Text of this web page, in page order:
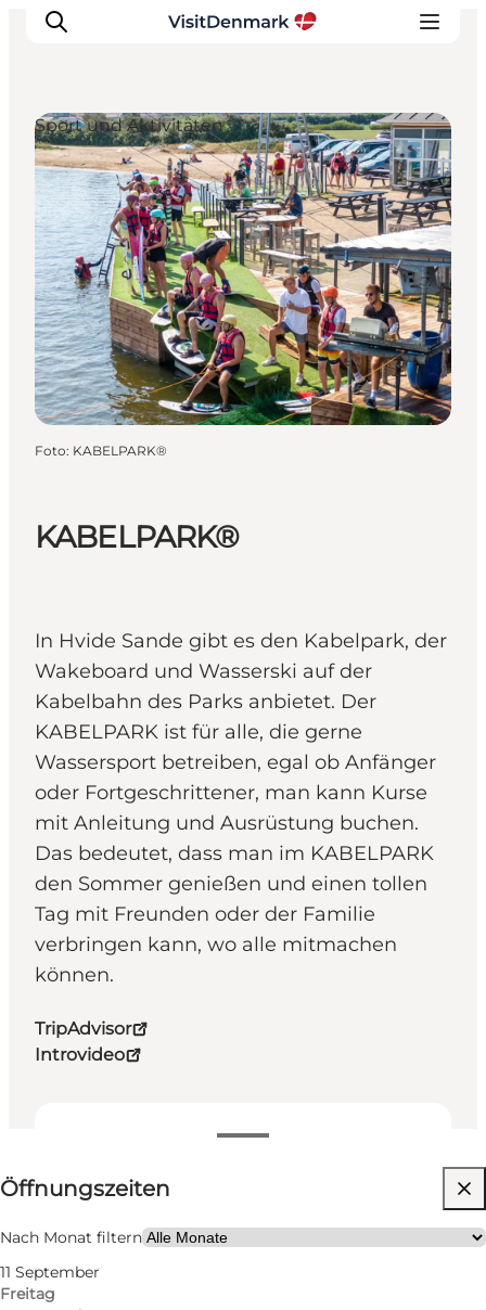
Inspiration
Regionen
Erlebnisse
Unterkünfte
Reiseplanung
KABELPARK®
In Hvide Sande gibt es den Kabelpark, der
Wakeboard und Wasserski auf der
Kabelbahn des Parks anbietet. Der
KABELPARK ist für alle, die gerne
Wassersport betreiben, egal ob Anfänger
oder Fortgeschrittener, man kann Kurse
mit Anleitung und Ausrüstung buchen.
Das bedeutet, dass man im KABELPARK
den Sommer genießen und einen tollen
Tag mit Freunden oder der Familie
verbringen kann, wo alle mitmachen
können.
TripAdvisor
Introvideo
Öffnungszeiten anzeigen
Öffnungszeiten
Nach Monat filtern
11 September
Freitag
Website besuchen
Kinder, Freunde, Mein Partner, Mir selbst
Sport und Aktivitäten
Foto: KABELPARK®